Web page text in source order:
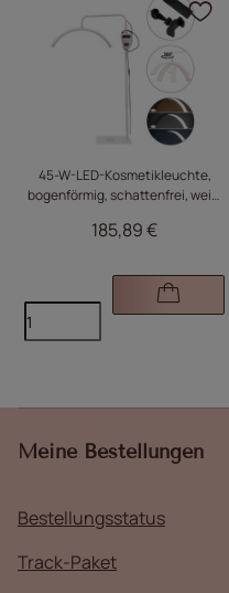
45-W-LED-Kosmetikleuchte,
bogenförmig, schattenfrei, weiß,
185,89 €
Meine Bestellungen
Bestellungsstatus
Track-Paket